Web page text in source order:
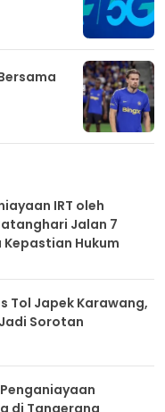
IRT oleh
Jalan 7
Hukum
Tol Japek Karawang,
Sorotan